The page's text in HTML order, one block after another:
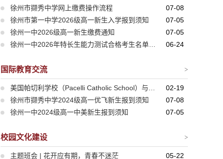
徐州市撷秀中学网上缴费操作流程
07-08
徐州市第一中学2026级高一新生入学报到须知
07-05
徐州一中2026级高一新生缴费通知
07-05
06-24
国际教育交流 >
02-19
徐州市撷秀中学2024级高一优飞新生报到须知
07-08
徐州一中2024级高一中美新生报到须知
07-05
校园文化建设 >
主题班会 | 花开应有期，青春不迷茫
05-22